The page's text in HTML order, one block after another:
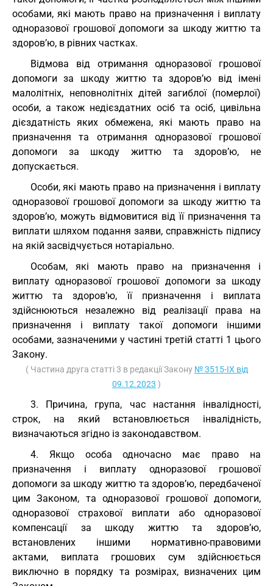
особами, які мають право на призначення і виплату
одноразової грошової допомоги за шкоду життю та
здоров’ю, в рівних частках.
Відмова від отримання одноразової грошової
допомоги за шкоду життю та здоров’ю від імені
малолітніх, неповнолітніх дітей загиблої (померлої)
особи, а також недієздатних осіб та осіб, цивільна
дієздатність яких обмежена, які мають право на
призначення та отримання одноразової грошової
допомоги за шкоду життю та здоров’ю, не
допускається.
Особи, які мають право на призначення і виплату
одноразової грошової допомоги за шкоду життю та
здоров’ю, можуть відмовитися від її призначення та
виплати шляхом подання заяви, справжність підпису
на якій засвідчується нотаріально.
Особам, які мають право на призначення і
виплату одноразової грошової допомоги за шкоду
життю та здоров’ю, її призначення і виплата
здійснюються незалежно від реалізації права на
призначення і виплату такої допомоги іншими
особами, зазначеними у частині третій статті 1 цього
Закону.
( Частина друга статті 3 в редакції Закону № 3515-IX від
09.12.2023 )
3. Причина, група, час настання інвалідності,
строк, на який встановлюється інвалідність,
визначаються згідно із законодавством.
4. Якщо особа одночасно має право на
призначення і виплату одноразової грошової
допомоги за шкоду життю та здоров’ю, передбаченої
цим Законом, та одноразової грошової допомоги,
одноразової страхової виплати або одноразової
компенсації за шкоду життю та здоров’ю,
встановлених іншими нормативно-правовими
актами, виплата грошових сум здійснюється
виключно в порядку та розмірах, визначених цим